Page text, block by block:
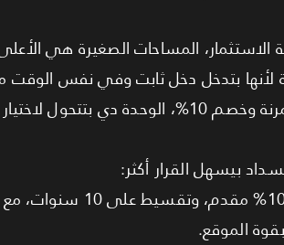
الاستثمار، المساحات الصغيرة هي
لأنها بتدخل دخل ثابت وفي نفس
استثماري عملي جدًا في منطقة بتزيد قيمتها كل شهر.
بيسهل القرار أكثر:
الموقع.